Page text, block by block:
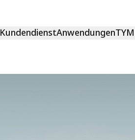
KundendienstAnwendungenTYM